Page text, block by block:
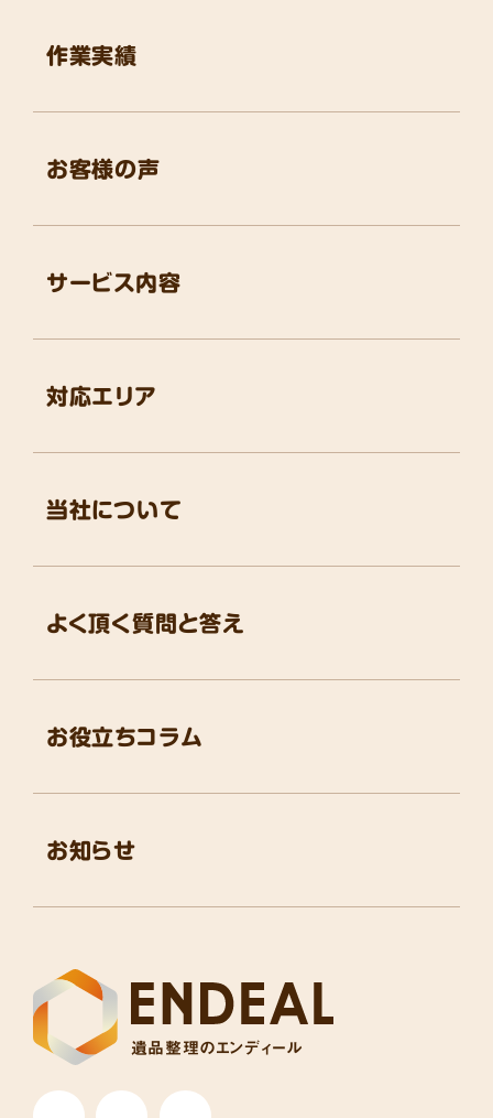
遺品整理のエンディール
作業実績
お客様の声
お役立ちコラム
よく頂く質問と答え
お知らせ
サービス内容
対応エリア
当社について